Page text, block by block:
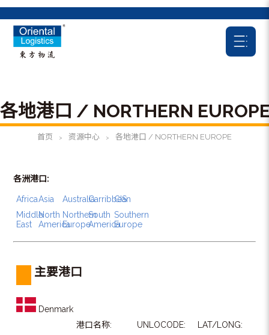
各地港口 / NORTHERN
首页 > 资源中心 > 各地港口 / NORTHERN EUROPE
各洲港口:
AfricaAsia AustraliaCarribbean
CIS
Middle
East
North
America
Northern
Europe
South
America
Southern
Europe
主要港口
Denmark
港口名称:
UNLOCODE:
LAT/LONG: